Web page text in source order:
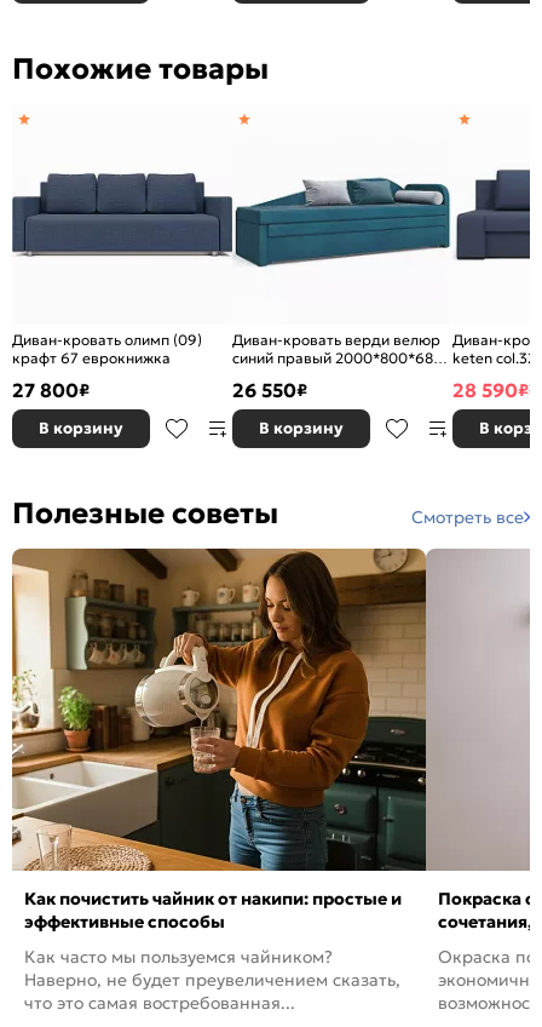
Похожие товары
Диван-кровать олимп (09)
крафт 67 еврокнижка
27 800₽
В корзину
Диван-кровать верди велюр
синий правый 2000*800*680
26 550₽
В корзину
Диван-
keten
28 590₽
В
Полезные советы Смотреть все
Как почистить чайник от накипи: простые и
эффективные способы
Как часто мы пользуемся чайником?
Наверно, не будет преувеличением сказать,
что это самая востребованная...
Покраска
сочетания,
Окраска